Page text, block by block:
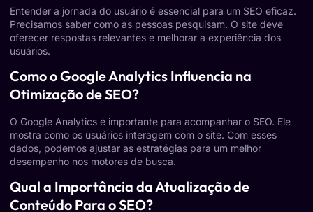
Entender a jornada do usuário é essencial para um SEO eficaz.
Precisamos saber como as pessoas pesquisam. O site deve
oferecer respostas relevantes e melhorar a experiência dos
usuários.
Como o Google Analytics Influencia na
Otimização de SEO?
O Google Analytics é importante para acompanhar o SEO. Ele
mostra como os usuários interagem com o site. Com esses
dados, podemos ajustar as estratégias para um melhor
desempenho nos motores de busca.
Qual a Importância da Atualização de
Conteúdo Para o SEO?